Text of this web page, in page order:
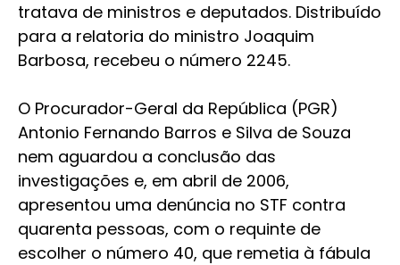
tratava de ministros e deputados. Distribuído
para a relatoria do ministro Joaquim
Barbosa, recebeu o número 2245.
O Procurador-Geral da República (PGR)
Antonio Fernando Barros e Silva de Souza
nem aguardou a conclusão das
investigações e, em abril de 2006,
apresentou uma denúncia no STF contra
quarenta pessoas, com o requinte de
escolher o número 40, que remetia à fábula